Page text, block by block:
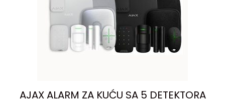
AJAX ALARM ZA KUĆU SA 5 DETEKTORA